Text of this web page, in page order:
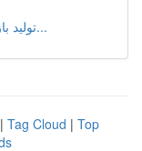
تولید بازی مار با پایتون و لاک‌پشت : آموزش...
| Tag Cloud | Top